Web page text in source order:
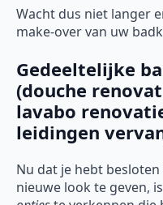
Wacht dus niet langer
make-over van uw
Gedeeltelijke
(douche
lavabo
leidingen
Nu dat je hebt
nieuwe look te geven,